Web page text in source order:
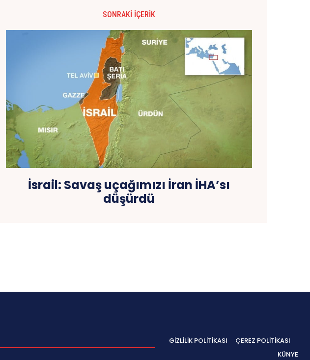
SONRAKI İÇERIK
İsrail: Savaş uçağımızı İran İHA’sı
düşürdü
GIZLILIK POLITIKASI
ÇEREZ POLITIKASI
KÜNYE